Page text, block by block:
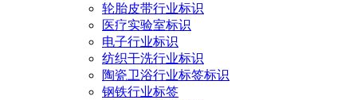
轮胎皮带行业标识
医疗实验室标识
电子行业标识
纺织干洗行业标识
陶瓷卫浴行业标签标识
钢铁行业标签